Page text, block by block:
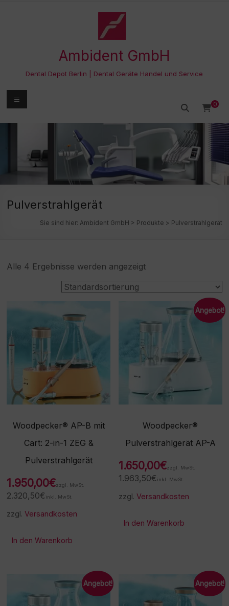
Ambident GmbH
Dental Depot Berlin | Dental Geräte Handel und Service
0
Menü
Pulverstrahlgerät
Sie sind hier: Ambident GmbH > Produkte > Pulverstrahlgerät
Alle 4 Ergebnisse werden angezeigt
Woodpecker® AP-B mit
Cart: 2-in-1 ZEG &
Pulverstrahlgerät
1.950,00€zzgl. MwSt.
2.320,50€ inkl. MwSt.
zzgl.Versandkosten
In den Warenkorb
Angebot!
Woodpecker®
Pulverstrahlgerät AP-A
1.650,00€zzgl. MwSt.
1.963,50€ inkl. MwSt.
zzgl.Versandkosten
In den Warenkorb
Angebot! Angebot!